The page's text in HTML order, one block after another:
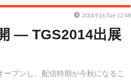
― TGS2014出展
プンし、配信時期が今秋になるこ
2014.9.16 Tue 12:48